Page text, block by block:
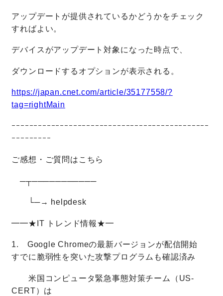
アップデートが提供されているかどうかをチェック
すればよい。
デバイスがアップデート対象になった時点で、
ダウンロードするオプションが表示される。
https://japan.cnet.com/article/35177558/?
tag=rightMain
ｰｰｰｰｰｰｰｰｰｰｰｰｰｰｰｰｰｰｰｰｰｰｰｰｰｰｰｰｰｰｰｰｰｰｰｰｰｰｰｰｰｰｰｰｰ
ｰｰｰｰｰｰｰｰｰ
ご感想・ご質問はこちら
─┬───────────
└─→ helpdesk
━━★IT トレンド情報★━
1. Google Chromeの最新バージョンが配信開始
すでに脆弱性を突いた攻撃プログラムも確認済み
米国コンピュータ緊急事態対策チーム（US-
CERT）は